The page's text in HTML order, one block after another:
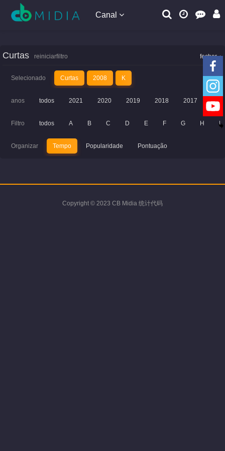
Canal
fechar
Curtas reiniciarfiltro
Selecionado Curtas 2008 K
anos todos 2021 2020 2019 2018 2017
Filtro todos A B C D E F G H I
Organizar Tempo Popularidade Pontuação
Copyright © 2023 CB Midia 统计代码